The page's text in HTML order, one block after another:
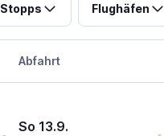
Stopps Flughäfen
Abfahrt
So 13.9.